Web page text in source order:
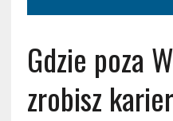
Gdzie poza
zrobisz